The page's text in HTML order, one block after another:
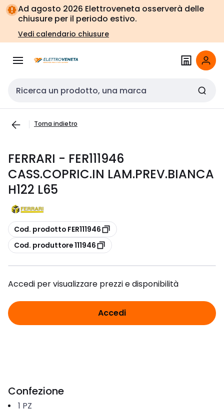
Vai alla
navigazione
Vai
alla
pagina
Ad agosto 2026 Elettroveneta osserverà delle
chiusure per il periodo estivo.
Vedi calendario chiusure
Cerca input
Torna indietro
FERRARI - FER111946
CASS.COPRIC.IN LAM.PREV.BIANCA
H122 L65
copia
Cod. prodotto FER111946
copia
Cod. produttore 111946
Accedi per visualizzare prezzi e disponibilità
Accedi
Confezione
1 PZ